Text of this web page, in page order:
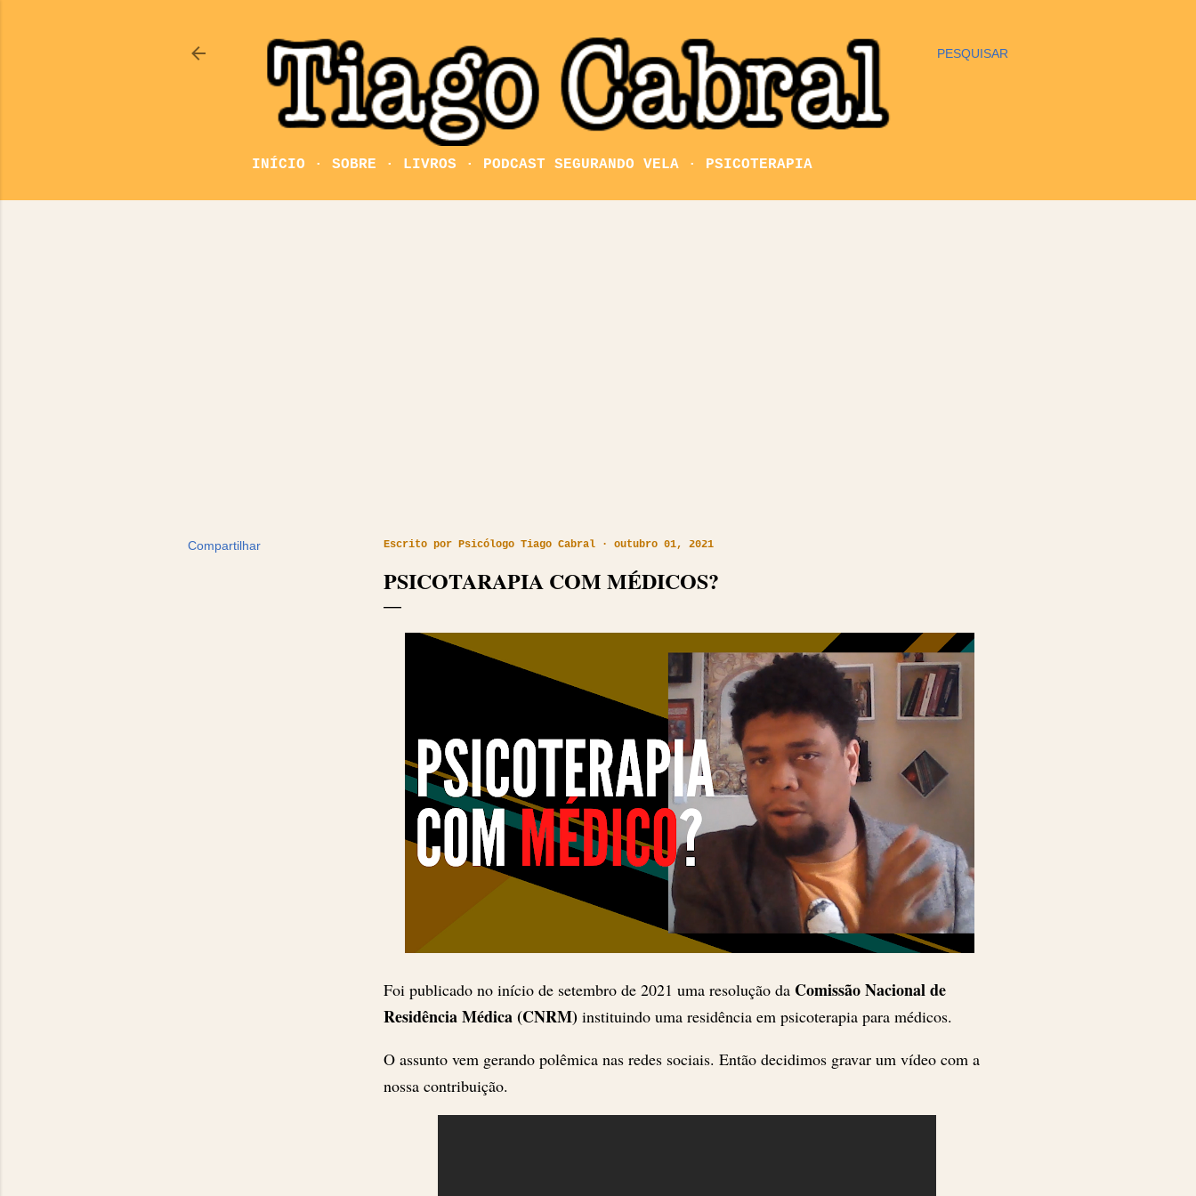
PESQUISAR
INÍCIO SOBRE LIVROS PODCAST SEGURANDO VELA PSICOTERAPIA
Compartilhar Escrito por Psicólogo Tiago Cabral outubro 01, 2021
PSICOTARAPIA COM MÉDICOS?
Foi publicado no início de setembro de 2021 uma resolução da Comissão Nacional de
Residência Médica (CNRM) instituindo uma residência em psicoterapia para médicos.
O assunto vem gerando polêmica nas redes sociais. Então decidimos gravar um vídeo com a
nossa contribuição.